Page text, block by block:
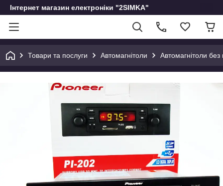
Інтернет магазин електроніки "2SIMKA"
Товари та послуги Автомагнітоли Автомагнітоли